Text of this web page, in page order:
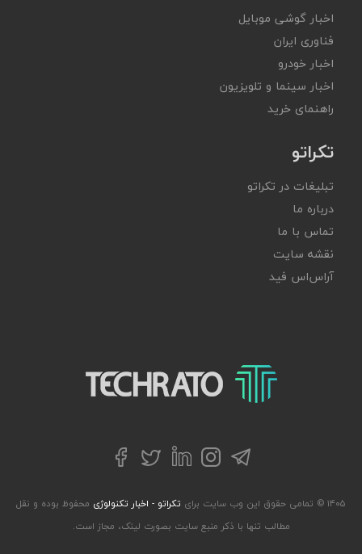
اخبار گوشی موبایل
فناوری ایران
اخبار خودرو
اخبار سینما و تلویزیون
راهنمای خرید
تکراتو
تبلیغات در تکراتو
درباره ما
تماس با ما
نقشه سایت
آر‌اس‌اس فید
تکراتو – زندگی با تکنولوژی
تلگراماینستاگرام
لینکداینتوییترفیسبوک
۱۴۰۵ © تمامی حقوق این وب سایت برای تکراتو - اخبار تکنولوژی محفوظ بوده و نقل
مطالب تنها با ذکر منبع سایت بصورت لینک، مجاز است.